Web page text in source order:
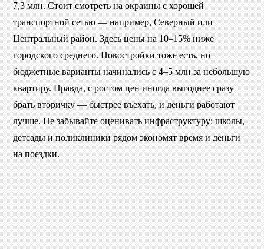
7,3 млн. Стоит смотреть на окраины с хорошей
транспортной сетью — например, Северный или
Центральный район. Здесь цены на 10–15% ниже
городского среднего. Новостройки тоже есть, но
бюджетные варианты начинались с 4–5 млн за небольшую
квартиру. Правда, с ростом цен иногда выгоднее сразу
брать вторичку — быстрее въехать, и деньги работают
лучше. Не забывайте оценивать инфраструктуру: школы,
детсады и поликлиники рядом экономят время и деньги
на поездки.